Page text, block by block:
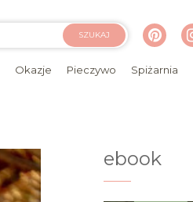
SZUKAJ
Okazje Pieczywo Spiżarnia
ebook